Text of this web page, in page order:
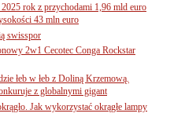
rok z przychodami 1,96 mld euro
43 mln euro
swisspor
2w1 Cecotec Conga Rockstar
łeb w łeb z Doliną Krzemową.
z globalnymi gigant
Jak wykorzystać okrągłe lampy